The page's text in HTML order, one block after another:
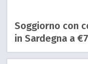
Soggiorno con
in Sardegna a